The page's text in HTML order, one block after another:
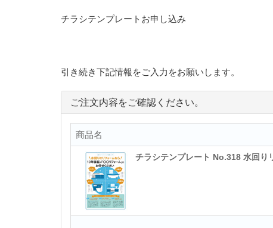
チラシテンプレートお申し込み
引き続き下記情報をご入力をお願いします。
ご注文内容をご確認ください。
商品名
チラシテンプレート No.318 水回り